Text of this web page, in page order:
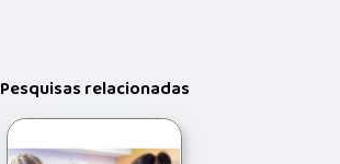
Pesquisas relacionadas